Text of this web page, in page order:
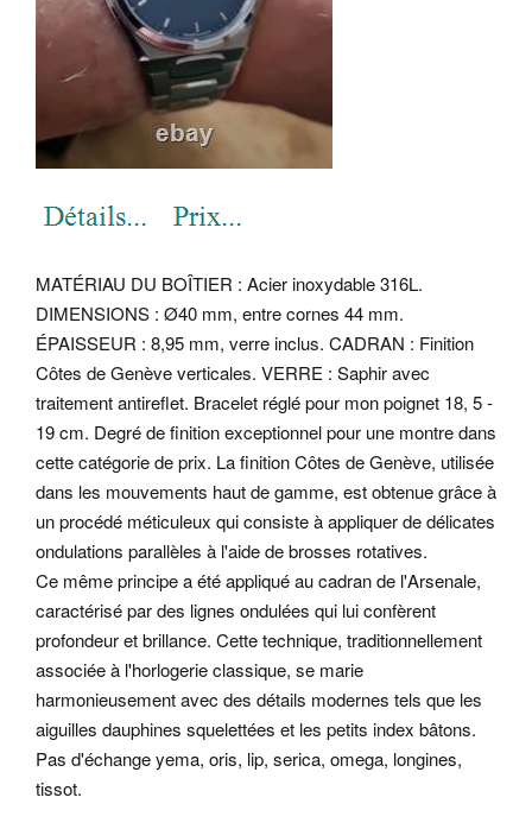
MATÉRIAU DU BOÎTIER : Acier inoxydable 316L.
DIMENSIONS : Ø40 mm, entre cornes 44 mm.
ÉPAISSEUR : 8,95 mm, verre inclus. CADRAN : Finition
Côtes de Genève verticales. VERRE : Saphir avec
traitement antireflet. Bracelet réglé pour mon poignet 18, 5 -
19 cm. Degré de finition exceptionnel pour une montre dans
cette catégorie de prix. La finition Côtes de Genève, utilisée
dans les mouvements haut de gamme, est obtenue grâce à
un procédé méticuleux qui consiste à appliquer de délicates
ondulations parallèles à l'aide de brosses rotatives.
Ce même principe a été appliqué au cadran de l'Arsenale,
caractérisé par des lignes ondulées qui lui confèrent
profondeur et brillance. Cette technique, traditionnellement
associée à l'horlogerie classique, se marie
harmonieusement avec des détails modernes tels que les
aiguilles dauphines squelettées et les petits index bâtons.
Pas d'échange yema, oris, lip, serica, omega, longines,
tissot.